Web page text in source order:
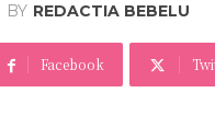
BY REDACTIA BEBELU
Facebook